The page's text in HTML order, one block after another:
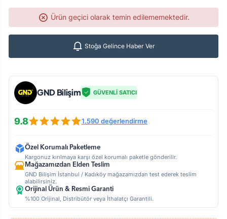
Ürün geçici olarak temin edilememektedir.
Stoğa Gelince Haber Ver
GND Bilişim GÜVENLİ SATICI
9.8 1.590 değerlendirme
Özel Korumalı Paketleme
Kargonuz kırılmaya karşı özel korumalı paketle gönderilir.
Mağazamızdan Elden Teslim
GND Bilişim İstanbul / Kadıköy mağazamızdan test ederek teslim
alabilirsiniz.
Orijinal Ürün & Resmi Garanti
%100 Orijinal, Distribütör veya İthalatçı Garantili.